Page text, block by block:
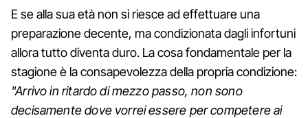
E se alla sua età non si riesce ad effettuare una
preparazione decente, ma condizionata dagli infortuni
allora tutto diventa duro. La cosa fondamentale per la
stagione è la consapevolezza della propria condizione:
"Arrivo in ritardo di mezzo passo, non sono
decisamente dove vorrei essere per competere ai